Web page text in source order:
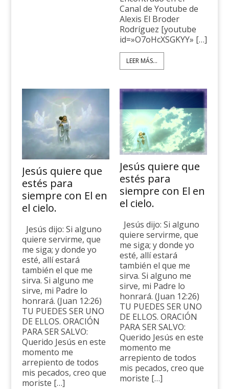
Canal de Youtube de
Alexis El Broder
Rodríguez [youtube
id=»O7oHcXSGKYY» […]
LEER MÁS...
Jesús quiere que
estés para
siempre con El en
el cielo.
Jesús dijo: Si alguno
quiere servirme, que
me siga; y donde yo
esté, allí estará
también el que me
sirva. Si alguno me
sirve, mi Padre lo
honrará. (Juan 12:26)
TU PUEDES SER UNO
DE ELLOS. ORACIÓN
PARA SER SALVO:
Querido Jesús en este
momento me
arrepiento de todos
mis pecados, creo que
moriste […]
Jesús quiere que
estés para
siempre con El en
el cielo.
Jesús dijo: Si alguno
quiere servirme, que
me siga; y donde yo
esté, allí estará
también el que me
sirva. Si alguno me
sirve, mi Padre lo
honrará. (Juan 12:26)
TU PUEDES SER UNO
DE ELLOS. ORACIÓN
PARA SER SALVO:
Querido Jesús en este
momento me
arrepiento de todos
mis pecados, creo que
moriste […]